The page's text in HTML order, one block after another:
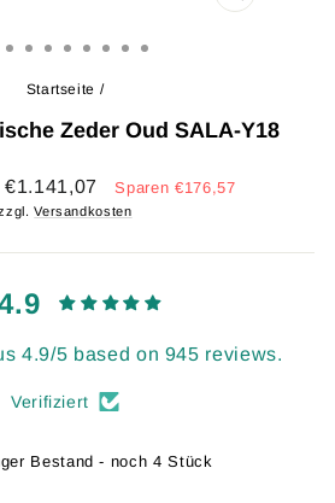
Startseite /
Zeder Oud SALA-Y18
Sonderpreis
€1.141,07 Sparen €176,57
Versandkosten
4.9/5 based on 945 reviews.
Verifiziert
Bestand - noch 4 Stück